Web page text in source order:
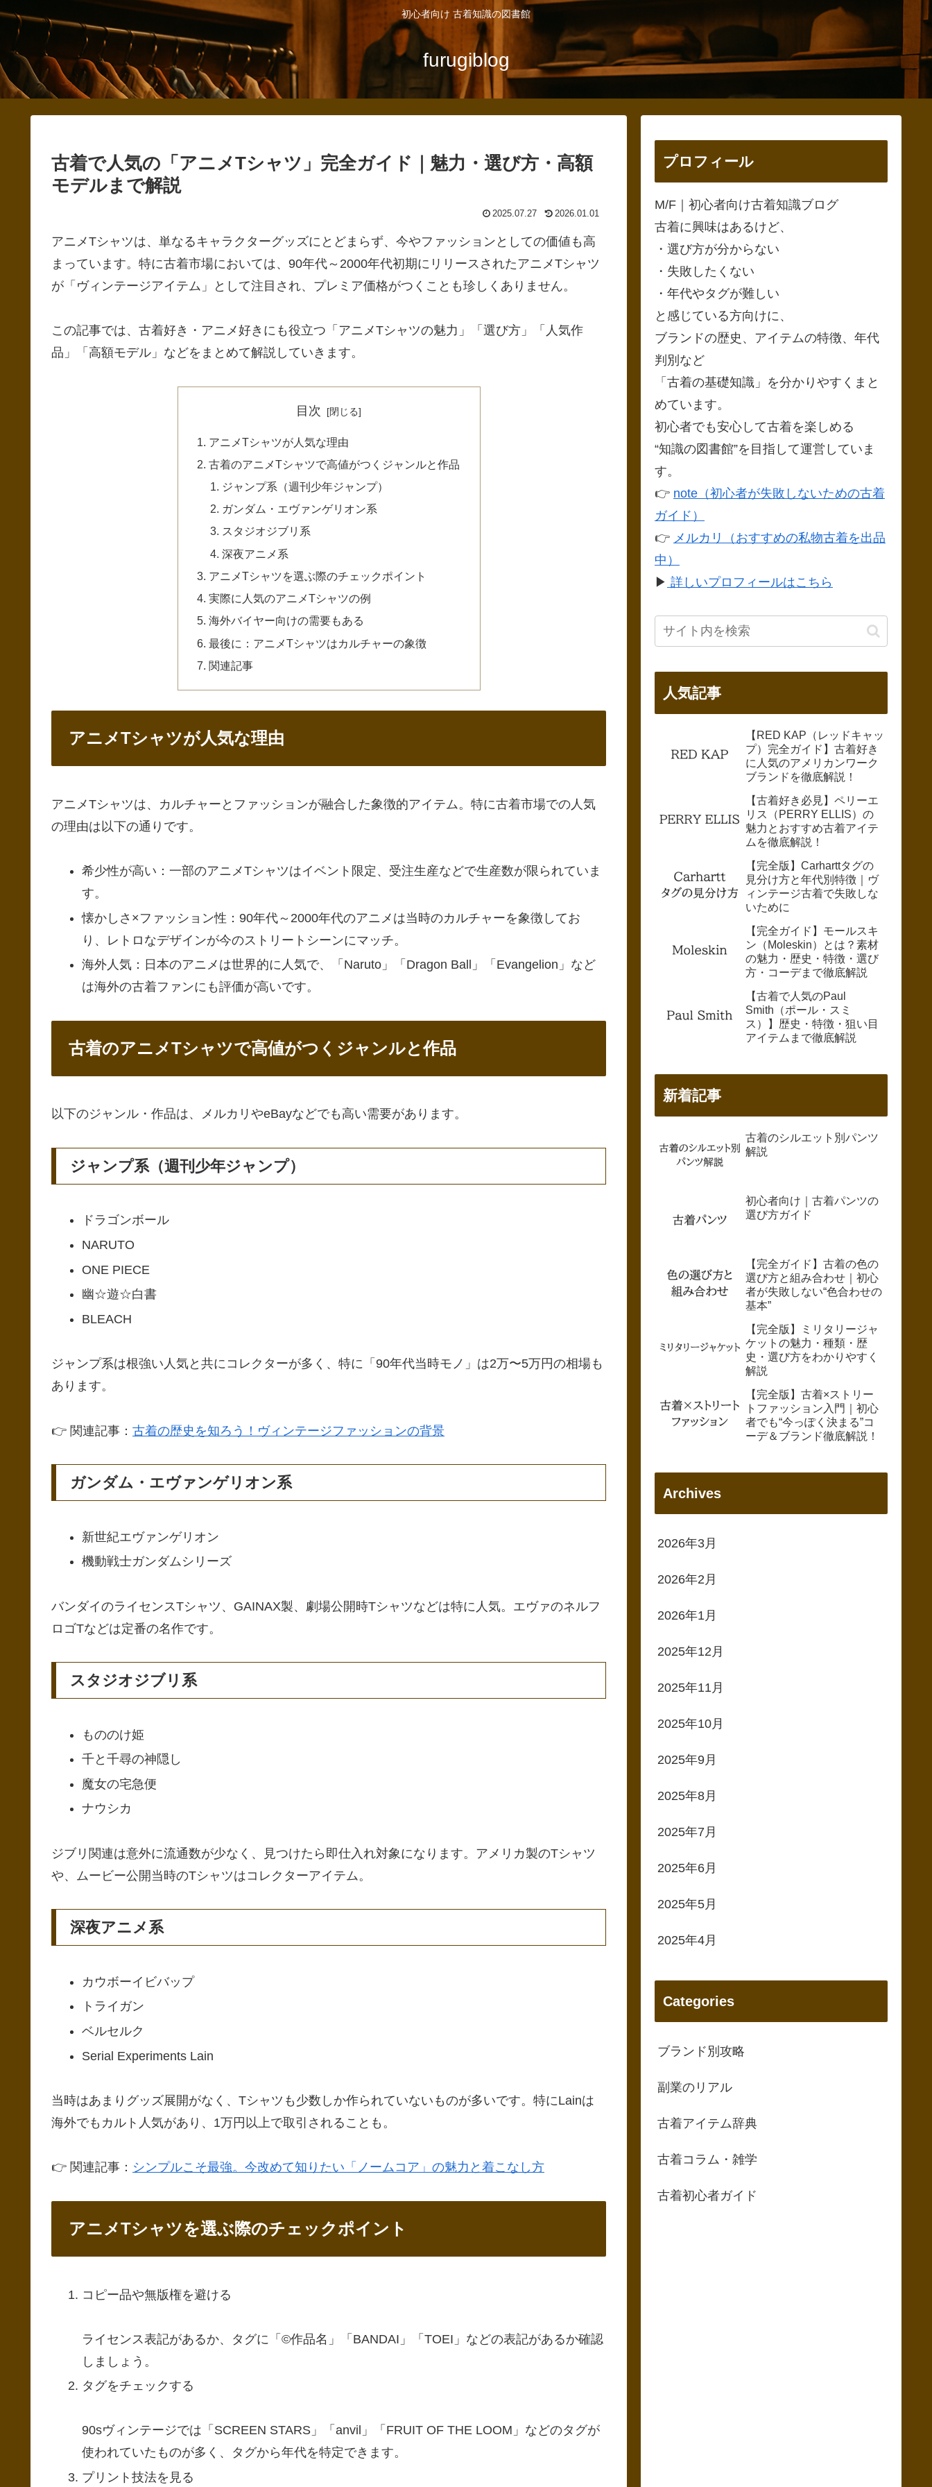
初心者向け 古着知識の図書館
furugiblog
古着で人気の「アニメTシャツ」完全ガイド｜魅力・選び方・高額
モデルまで解説
2025.07.27 2026.01.01
アニメTシャツは、単なるキャラクターグッズにとどまらず、今やファッションとしての価値も高
まっています。特に古着市場においては、90年代～2000年代初期にリリースされたアニメTシャツ
が「ヴィンテージアイテム」として注目され、プレミア価格がつくことも珍しくありません。
この記事では、古着好き・アニメ好きにも役立つ「アニメTシャツの魅力」「選び方」「人気作
品」「高額モデル」などをまとめて解説していきます。
目次
アニメTシャツが人気な理由
古着のアニメTシャツで高値がつくジャンルと作品
ジャンプ系（週刊少年ジャンプ）
ガンダム・エヴァンゲリオン系
スタジオジブリ系
深夜アニメ系
アニメTシャツを選ぶ際のチェックポイント
実際に人気のアニメTシャツの例
海外バイヤー向けの需要もある
最後に：アニメTシャツはカルチャーの象徴
関連記事
アニメTシャツが人気な理由
アニメTシャツは、カルチャーとファッションが融合した象徴的アイテム。特に古着市場での人気
の理由は以下の通りです。
希少性が高い：一部のアニメTシャツはイベント限定、受注生産などで生産数が限られていま
す。
懐かしさ×ファッション性：90年代～2000年代のアニメは当時のカルチャーを象徴してお
り、レトロなデザインが今のストリートシーンにマッチ。
海外人気：日本のアニメは世界的に人気で、「Naruto」「Dragon Ball」「Evangelion」など
は海外の古着ファンにも評価が高いです。
古着のアニメTシャツで高値がつくジャンルと作品
以下のジャンル・作品は、メルカリやeBayなどでも高い需要があります。
ジャンプ系（週刊少年ジャンプ）
ドラゴンボール
NARUTO
ONE PIECE
幽☆遊☆白書
BLEACH
ジャンプ系は根強い人気と共にコレクターが多く、特に「90年代当時モノ」は2万〜5万円の相場も
あります。
👉 関連記事： 古着の歴史を知ろう！ヴィンテージファッションの背景
ガンダム・エヴァンゲリオン系
新世紀エヴァンゲリオン
機動戦士ガンダムシリーズ
バンダイのライセンスTシャツ、GAINAX製、劇場公開時Tシャツなどは特に人気。エヴァのネルフ
ロゴTなどは定番の名作です。
スタジオジブリ系
もののけ姫
千と千尋の神隠し
魔女の宅急便
ナウシカ
ジブリ関連は意外に流通数が少なく、見つけたら即仕入れ対象になります。アメリカ製のTシャツ
や、ムービー公開当時のTシャツはコレクターアイテム。
深夜アニメ系
カウボーイビバップ
トライガン
ベルセルク
Serial Experiments Lain
当時はあまりグッズ展開がなく、Tシャツも少数しか作られていないものが多いです。特にLainは
海外でもカルト人気があり、1万円以上で取引されることも。
👉 関連記事： シンプルこそ最強。今改めて知りたい「ノームコア」の魅力と着こなし方
アニメTシャツを選ぶ際のチェックポイント
コピー品や無版権を避ける
ライセンス表記があるか、タグに「©︎作品名」「BANDAI」「TOEI」などの表記があるか確認
しましょう。
タグをチェックする
90sヴィンテージでは「SCREEN STARS」「anvil」「FRUIT OF THE LOOM」などのタグが
使われていたものが多く、タグから年代を特定できます。
プリント技法を見る
プロフィール
M/F｜初心者向け古着知識ブログ
古着に興味はあるけど、
・選び方が分からない
・失敗したくない
・年代やタグが難しい
と感じている方向けに、
ブランドの歴史、アイテムの特徴、年代
判別など
「古着の基礎知識」を分かりやすくまと
めています。
初心者でも安心して古着を楽しめる
“知識の図書館”を目指して運営していま
す。
👉 note（初心者が失敗しないための古着
ガイド）
👉 メルカリ（おすすめの私物古着を出品
中）
▶ 詳しいプロフィールはこちら
人気記事
【RED KAP（レッドキャッ
プ）完全ガイド】古着好き
に人気のアメリカンワーク
ブランドを徹底解説！
【古着好き必見】ペリーエ
リス（PERRY ELLIS）の
魅力とおすすめ古着アイテ
ムを徹底解説！
【完全版】Carharttタグの
見分け方と年代別特徴｜ヴ
ィンテージ古着で失敗しな
いために
【完全ガイド】モールスキ
ン（Moleskin）とは？素材
の魅力・歴史・特徴・選び
方・コーデまで徹底解説
【古着で人気のPaul
Smith（ポール・スミ
ス）】歴史・特徴・狙い目
アイテムまで徹底解説
新着記事
古着のシルエット別パンツ
解説
初心者向け｜古着パンツの
選び方ガイド
【完全ガイド】古着の色の
選び方と組み合わせ｜初心
者が失敗しない“色合わせの
基本”
【完全版】ミリタリージャ
ケットの魅力・種類・歴
史・選び方をわかりやすく
解説
【完全版】古着×ストリー
トファッション入門｜初心
者でも“今っぽく決まる”コ
ーデ＆ブランド徹底解説！
Archives
2026年3月
2026年2月
2026年1月
2025年12月
2025年11月
2025年10月
2025年9月
2025年8月
2025年7月
2025年6月
2025年5月
2025年4月
Categories
ブランド別攻略
副業のリアル
古着アイテム辞典
古着コラム・雑学
古着初心者ガイド